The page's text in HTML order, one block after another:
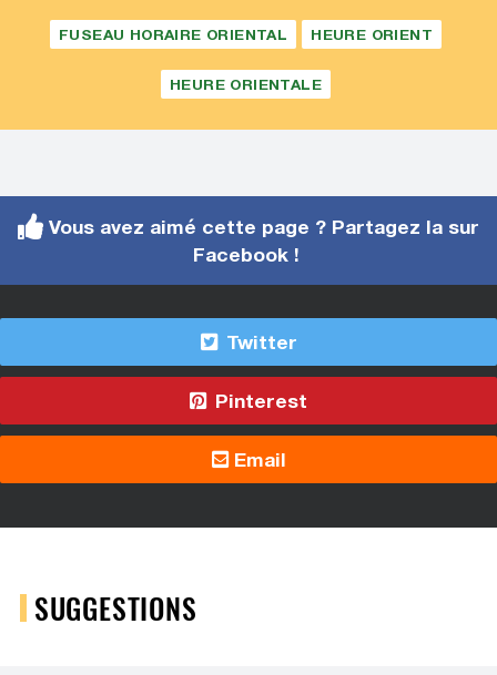
FUSEAU HORAIRE ORIENTAL HEURE ORIENT
HEURE ORIENTALE
Vous avez aimé cette page ? Partagez la sur
Facebook !
Twitter
Pinterest
Email
SUGGESTIONS